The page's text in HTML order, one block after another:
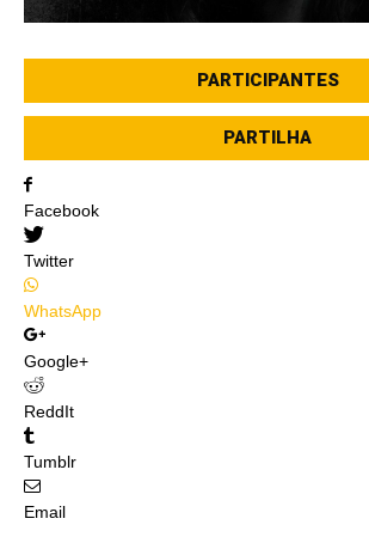
PARTICIPANTES
PARTILHA
Facebook
Twitter
WhatsApp
Google+
ReddIt
Tumblr
Email